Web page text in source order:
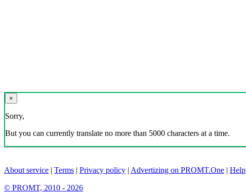
×
Sorry,
But you can currently translate no more than 5000 characters at a time.
About service | Terms | Privacy policy | Advertizing on PROMT.One | Help
© PROMT, 2010 - 2026